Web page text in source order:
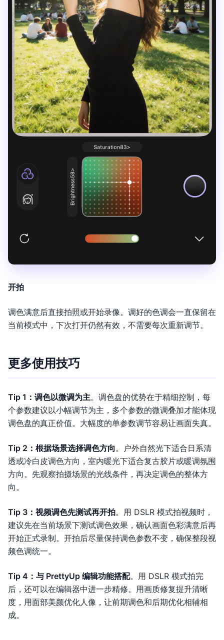
开拍
调色满意后直接拍照或开始录像。调好的色调会一直保留在
当前模式中，下次打开仍然有效，不需要每次重新调节。
更多使用技巧
Tip 1：调色以微调为主。调色盘的优势在于精细控制，每
个参数建议以小幅调节为主，多个参数的微调叠加才能体现
调色盘的真正价值。大幅度的单参数调节容易让画面失真。
Tip 2：根据场景选择调色方向 。户外自然光下适合日系清
透或冷白皮调色方向，室内暖光下适合复古胶片或暖调氛围
方向。先观察拍摄场景的光线条件，再决定调色的整体方
向。
Tip 3：视频调色先测试再开拍。用 DSLR 模式拍视频时，
建议先在当前场景下测试调色效果，确认画面色彩满意后再
开始正式录制。开拍后尽量保持调色参数不变，确保整段视
频色调统一。
Tip 4：与 PrettyUp 编辑功能搭配。用 DSLR 模式拍完
后，还可以在编辑器中进一步精修。用画质修复提升清晰
度，用面部美颜优化人像，让前期调色和后期优化相辅相
成。